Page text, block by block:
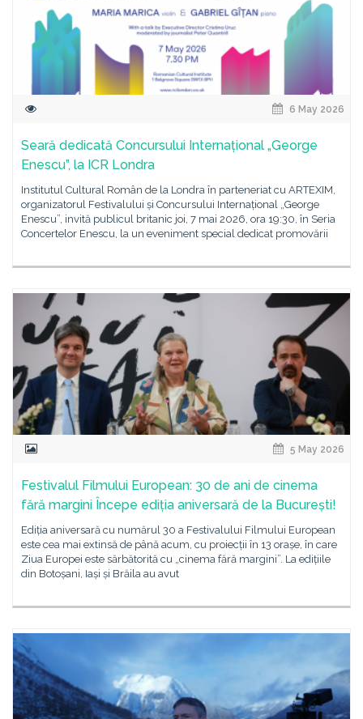
6 May 2026
Seară dedicată Concursului Internațional „George
Enescu”, la ICR Londra
Institutul Cultural Român de la Londra în parteneriat cu ARTEXIM,
organizatorul Festivalului și Concursului Internațional „George
Enescu”, invită publicul britanic joi, 7 mai 2026, ora 19:30, în Seria
Concertelor Enescu, la un eveniment special dedicat promovării
5 May 2026
Festivalul Filmului European: 30 de ani de cinema
fără margini Începe ediția aniversară de la București!
Ediția aniversară cu numărul 30 a Festivalului Filmului European
este cea mai extinsă de până acum, cu proiecții în 13 orașe, în care
Ziua Europei este sărbătorită cu „cinema fără margini”. La edițiile
din Botoșani, Iași și Brăila au avut